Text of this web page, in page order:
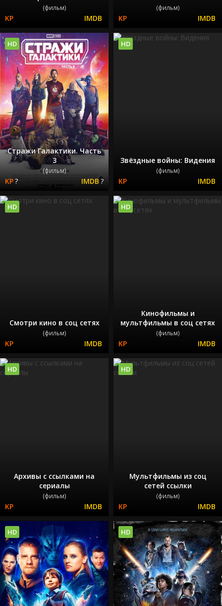
(фильм) (фильм)
Стражи Галактики. Часть
3
(фильм)
? ?
HD
Звёздные войны: Видения
(фильм)
HD
Смотри кино в соц сетях
(фильм)
HD
Кинофильмы и
мультфильмы в соц сетях
(фильм)
HD
Архивы с ссылками на
сериалы
(фильм)
HD
Мультфильмы из соц
сетей ссылки
(фильм)
HD
HD HD